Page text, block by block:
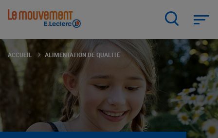
ACCUEIL ALIMENTATION DE QUALITÉ